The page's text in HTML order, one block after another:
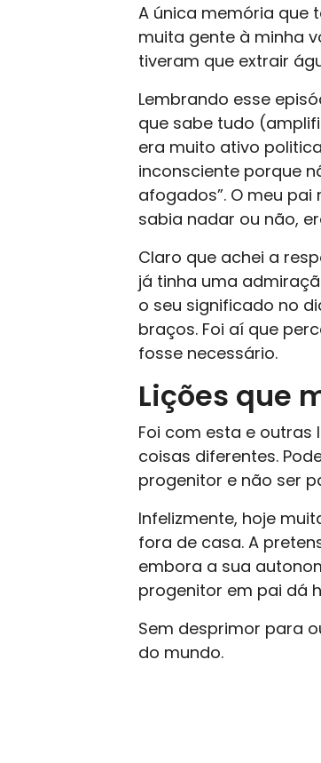
A única memória que
muita gente à minha
tiveram que extrair
Lembrando esse
que sabe tudo
era muito ativo
inconsciente porque
afogados”. O meu
sabia nadar ou não,
Claro que achei a
já tinha uma
o seu significado no
braços. Foi aí que
fosse necessário.
Lições que
Foi com esta e outras
coisas diferentes.
progenitor e não ser
Infelizmente, hoje
fora de casa. A
embora a sua
progenitor em pai dá
Sem desprimor para
do mundo.